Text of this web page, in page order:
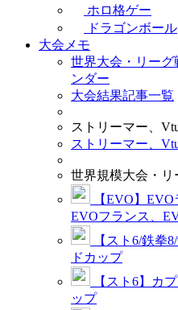
ホロ格ゲー
ドラゴンボール
大会メモ
世界大会・リーグ
ンダー
大会結果記事一覧
ストリーマー、
ストリーマー、
世界規模大会・リ
【EVO】EVO
EVOフランス、
【スト6/鉄拳
ドカップ
【スト6】カ
ップ